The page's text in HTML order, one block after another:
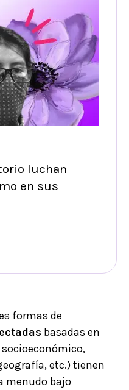
luchan
en sus
formas de
basadas en
etc.) tienen
menudo bajo